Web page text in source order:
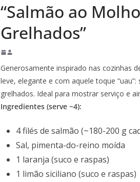
“Salmão ao
Grelhados”
Generosamente inspirado nas cozinhas
leve, elegante e com aquele toque
grelhados. Ideal para mostrar serviço e
Ingredientes (serve ~4):
4 filés de salmão (~180-200 g
Sal, pimenta-do-reino moída
1 laranja (suco e raspas)
1 limão siciliano (suco e raspas)